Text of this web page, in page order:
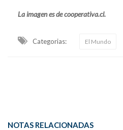
La imagen es de cooperativa.cl.
Categorias: El Mundo
NOTAS RELACIONADAS